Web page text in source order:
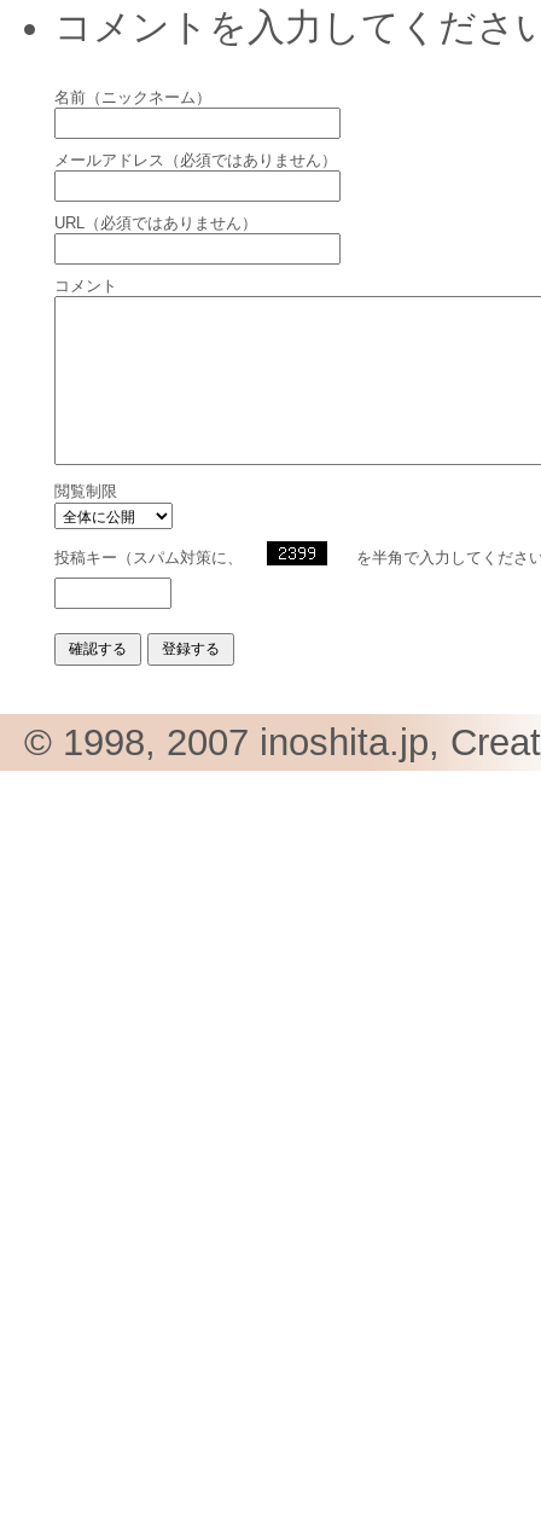
コメントを入力してくださ
名前（ニックネーム）
メールアドレス（必須ではありません）
URL（必須ではありません）
コメント
閲覧制限
投稿キー（スパム対策に、 を半角で入力してくださ
© 1998, 2007 inoshita.jp,